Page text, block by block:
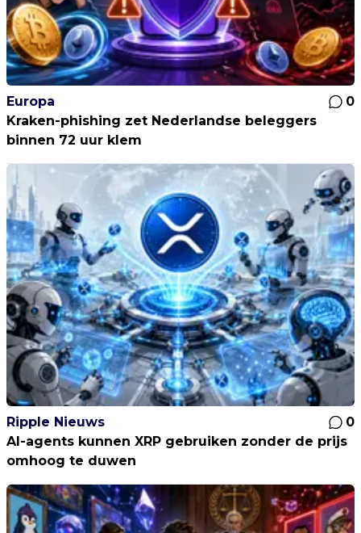
Europa
0
Kraken-phishing zet Nederlandse beleggers
binnen 72 uur klem
Ripple Nieuws
0
AI-agents kunnen XRP gebruiken zonder de prijs
omhoog te duwen